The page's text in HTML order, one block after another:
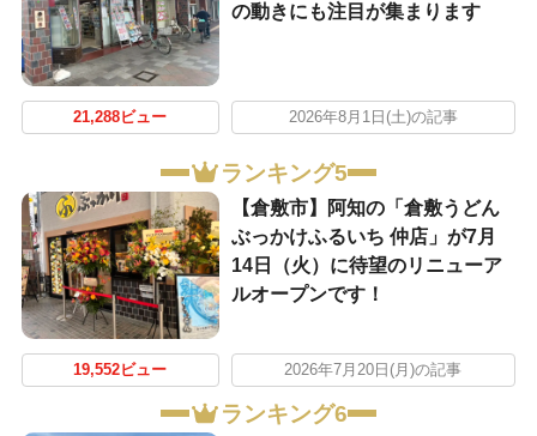
の動きにも注目が集まります
21,288ビュー 2026年8月1日(土)の記事
ランキング5
【倉敷市】阿知の「倉敷うどん
ぶっかけふるいち 仲店」が7月
14日（火）に待望のリニューア
ルオープンです！
19,552ビュー 2026年7月20日(月)の記事
ランキング6